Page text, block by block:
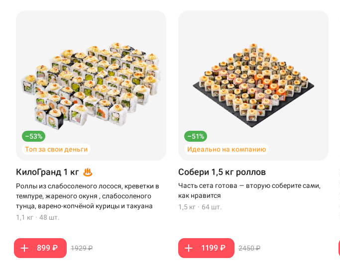
–53%
Топ за свои деньги
КилоГранд 1 кг
Роллы из слабосоленого лосося, креветки в
темпуре, жареного окуня , слабосоленого
тунца, варено-копчёной курицы и такуана
1,1 кг · 48 шт.
899 ₽ 1929 ₽
–51%
Идеально на компанию
Собери 1,5 кг роллов
Часть сета готова — вторую соберите сами,
как нравится
1,5 кг · 64 шт.
1199 ₽ 2450 ₽